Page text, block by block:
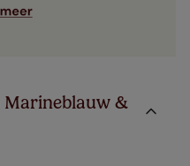
Marineblauw &